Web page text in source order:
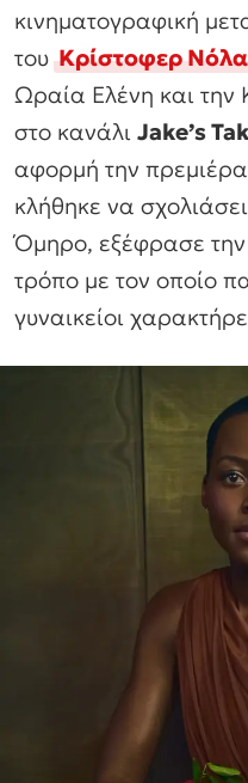
κινηματογραφική
τουΚρίστοφερ
Ωραία Ελένη και την
στο κανάλι Jake’s
αφορμή την πρεμιέρα
κλήθηκε να
Όμηρο, εξέφρασε την
τρόπο με τον οποίο
γυναικείοι